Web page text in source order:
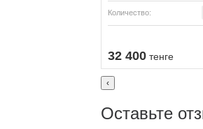
Количество:
32 400 тенге
‹
Оставьте